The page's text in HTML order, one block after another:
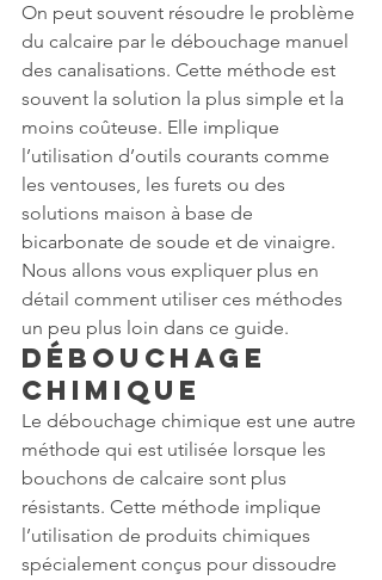
On peut souvent résoudre le problème
du calcaire par le débouchage manuel
des canalisations. Cette méthode est
souvent la solution la plus simple et la
moins coûteuse. Elle implique
l’utilisation d’outils courants comme
les ventouses, les furets ou des
solutions maison à base de
bicarbonate de soude et de vinaigre.
Nous allons vous expliquer plus en
détail comment utiliser ces méthodes
un peu plus loin dans ce guide.
Débouchage
chimique
Le débouchage chimique est une autre
méthode qui est utilisée lorsque les
bouchons de calcaire sont plus
résistants. Cette méthode implique
l’utilisation de produits chimiques
spécialement conçus pour dissoudre